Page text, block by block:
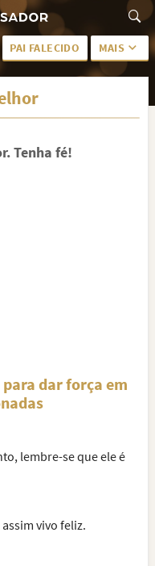
PAI FALECIDO MAIS
PALAVRAS
Tenha fé!
para dar força em
lembre-se que ele é
vivo feliz.